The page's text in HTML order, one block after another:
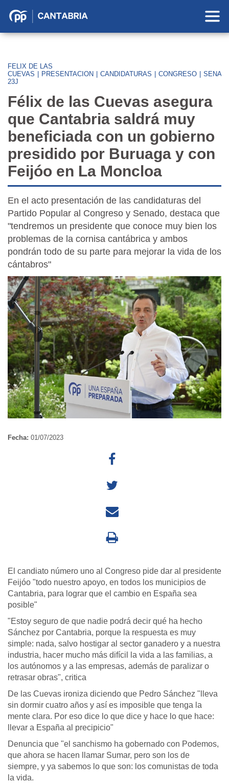
Partido
Cantabria
FELIX DE LAS
CUEVAS
PRESENTACION CANDIDATURAS CONGRESO
23J
Félix de las Cuevas asegura
que Cantabria saldrá muy
beneficiada con un gobierno
presidido por Buruaga y con
Feijóo en La Moncloa
En el acto presentación de las candidaturas del
Partido Popular al Congreso y Senado, destaca que
"tendremos un presidente que conoce muy bien los
problemas de la cornisa cantábrica y ambos
pondrán todo de su parte para mejorar la vida de los
cántabros"
Fecha: 01/07/2023
El candiato número uno al Congreso pide dar al presidente
Feijóo "todo nuestro apoyo, en todos los municipios de
Cantabria, para lograr que el cambio en España sea
posible"
"Estoy seguro de que nadie podrá decir qué ha hecho
Sánchez por Cantabria, porque la respuesta es muy
simple: nada, salvo hostigar al sector ganadero y a nuestra
industria, hacer mucho más difícil la vida a las familias, a
los autónomos y a las empresas, además de paralizar o
retrasar obras", critica
De las Cuevas ironiza diciendo que Pedro Sánchez "lleva
sin dormir cuatro años y así es imposible que tenga la
mente clara. Por eso dice lo que dice y hace lo que hace:
llevar a España al precipicio"
Denuncia que "el sanchismo ha gobernado con Podemos,
que ahora se hacen llamar Sumar, pero son los de
siempre, y ya sabemos lo que son: los comunistas de toda
la vida.